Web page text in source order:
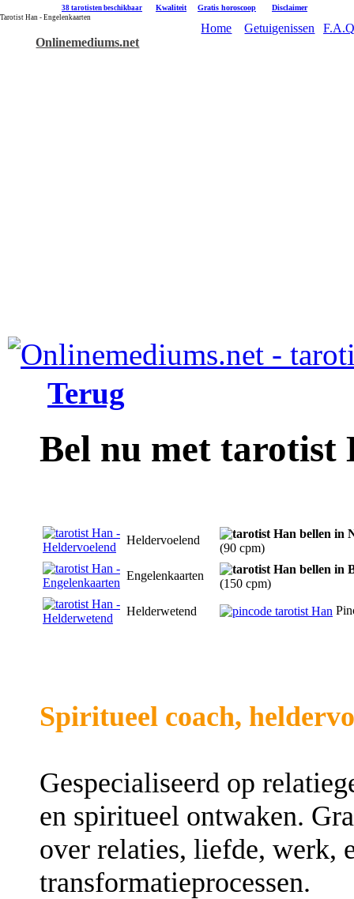
38 tarotisten beschikbaar Kwaliteit Gratis horoscoop Disclaimer
Tarotist Han - Engelenkaarten
Onlinemediums.net
Home Getuigenissen
Terug
Bel nu met tarotist
Heldervoelend
(90 cpm)
Engelenkaarten
(150 cpm)
Helderwetend
Spiritueel coach,
Gespecialiseerd op
en spiritueel ontwaken.
over relaties, liefde, werk,
transformatieprocessen.